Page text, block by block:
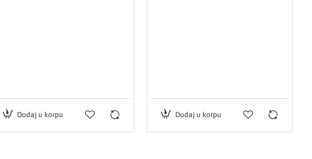
Dodaj u korpu Dodaj u korpu